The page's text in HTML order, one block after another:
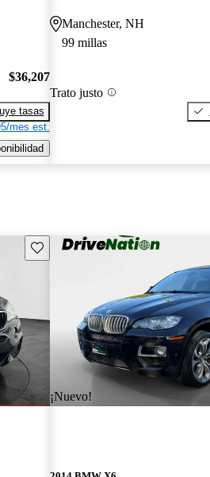
$36,207
tasas
mes est.
Manchester, NH
99 millas
Trato justo
Guarda este Aviso
¡Nuevo!